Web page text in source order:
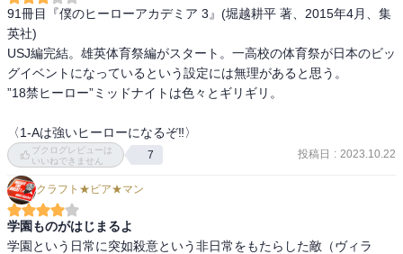
91冊目『僕のヒーローアカデミア 3』(堀越耕平 著、2015年4月、集
英社)
USJ編完結。雄英体育祭編がスタート。一高校の体育祭が日本のビッ
グイベントになっているという設定には無理があると思う。
”18禁ヒーロー”ミッドナイトは色々とギリギリ。
〈1-Aは強いヒーローになるぞ‼︎〉
ブクログレビューは
いいねできません
7 投稿日 : 2023.10.22
クラフト★ビア★マン
学園ものがはじまるよ
学園という日常に突如殺意という非日常をもたらした敵（ヴィラ